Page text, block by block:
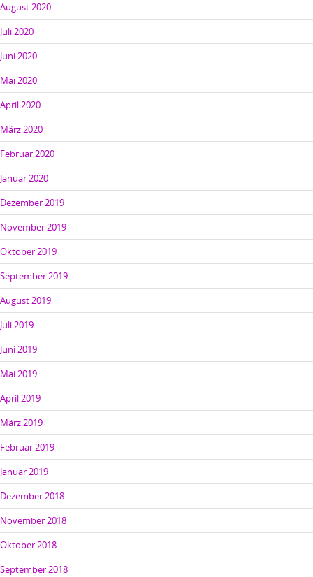
August 2020
Juli 2020
Juni 2020
Mai 2020
April 2020
März 2020
Februar 2020
Januar 2020
Dezember 2019
November 2019
Oktober 2019
September 2019
August 2019
Juli 2019
Juni 2019
Mai 2019
April 2019
März 2019
Februar 2019
Januar 2019
Dezember 2018
November 2018
Oktober 2018
September 2018